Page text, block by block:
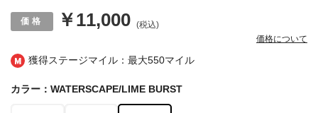
獲得ステージマイル：最大550マイル
￥11,000 (税込)
価格について
カラー：WATERSCAPE/LIME BURST